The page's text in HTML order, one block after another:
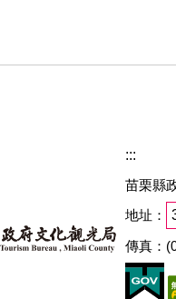
:::
苗栗縣
地址：
傳真：